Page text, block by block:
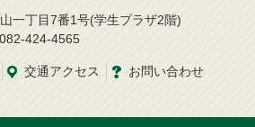
一丁目7番1号(学生プラザ2階)
424-4565
交通アクセス お問い合わせ